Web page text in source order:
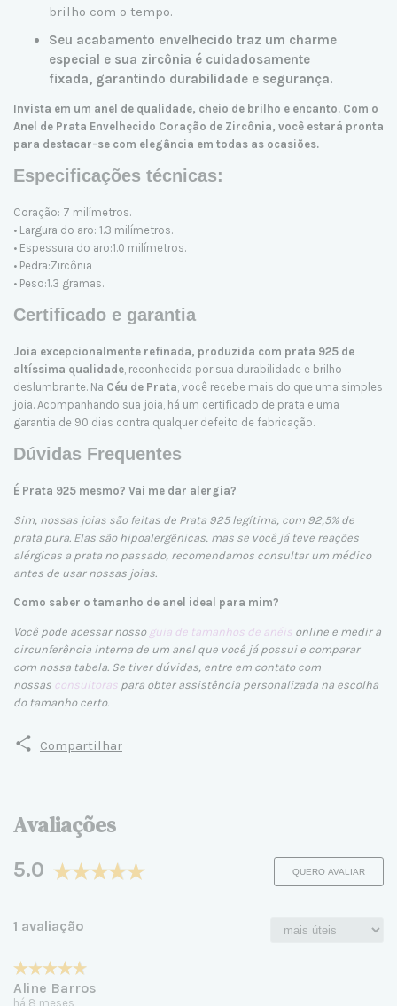
brilho com o tempo.
Seu acabamento envelhecido traz um charme
especial e sua zircônia é cuidadosamente
fixada, garantindo durabilidade e segurança.
Invista em um anel de qualidade, cheio de brilho e encanto. Com o
Anel de Prata Envelhecido Coração de Zircônia, você estará pronta
para destacar-se com elegância em todas as ocasiões.
Especificações técnicas:
Coração: 7 milímetros.
• Largura do aro: 1.3 milímetros.
• Espessura do aro:1.0 milímetros.
• Pedra:Zircônia
• Peso:1.3 gramas.
Certificado e garantia
Joia excepcionalmente refinada, produzida com prata 925 de
altíssima qualidade , reconhecida por sua durabilidade e brilho
deslumbrante. Na Céu de Prata , você recebe mais do que uma simples
joia. Acompanhando sua joia, há um certificado de prata e uma
garantia de 90 dias contra qualquer defeito de fabricação.
Dúvidas Frequentes
É Prata 925 mesmo? Vai me dar alergia?
Sim, nossas joias são feitas de Prata 925 legítima, com 92,5% de
prata pura. Elas são hipoalergênicas, mas se você já teve reações
alérgicas a prata no passado, recomendamos consultar um médico
antes de usar nossas joias.
Como saber o tamanho de anel ideal para mim?
Você pode acessar nosso guia de tamanhos de anéis online e medir a
circunferência interna de um anel que você já possui e comparar
com nossa tabela. Se tiver dúvidas, entre em contato com
nossas consultoras para obter assistência personalizada na escolha
do tamanho certo.
Compartilhar
Avaliações
5.0 QUERO AVALIAR
1 avaliação
Aline Barros
há 8 meses